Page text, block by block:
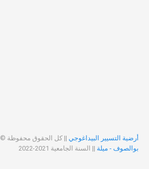
أرضية التسيير البيداغوجي || كل الحقوق محفوظة ©
بوالصوف - ميلة || السنة الجامعية 2021-2022